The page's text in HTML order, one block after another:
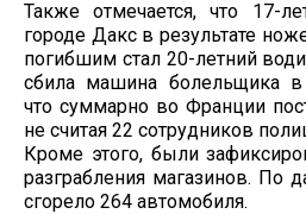
Также отмечается, что 17-
городе Дакс в результате
погибшим стал 20-летний
сбила машина болельщика
что суммарно во Франции
не считая 22 сотрудников
Кроме этого, были
разграбления магазинов. По
сгорело 264 автомобиля.